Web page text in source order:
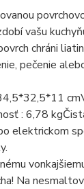
vašu
chráni
pečenie
: 6,78
elektrickom
Na